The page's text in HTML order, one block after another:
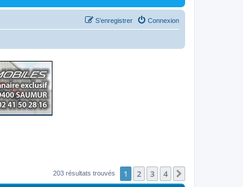
Connexion
S’enregistrer
203 résultats trouvés 1 2 3 4